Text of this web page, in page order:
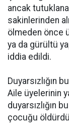
ancak
sakinlerinden
ölmeden önce
ya da gürültü
iddia edildi.
Duyarsızlığın
Aile üyelerinin
duyarsızlığın
çocuğu